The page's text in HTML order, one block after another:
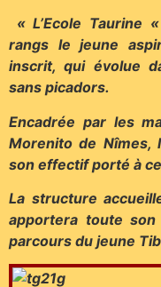
« L’Ecole Taurine
rangs le jeune
inscrit, qui évolue
sans picadors.
Encadrée par les
Morenito de Nîmes,
son effectif porté à
La structure
apportera toute
parcours du jeune